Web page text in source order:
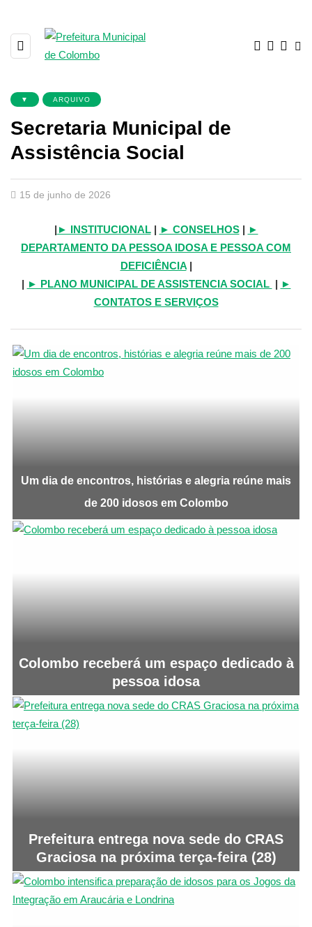
▼ ARQUIVO
Secretaria Municipal de
Assistência Social
15 de junho de 2026
| ► INSTITUCIONAL| ► CONSELHOS| ►
DEPARTAMENTO DA PESSOA IDOSA E PESSOA COM
DEFICIÊNCIA|
| ► PLANO MUNICIPAL DE ASSISTENCIA SOCIAL | ►
CONTATOS E SERVIÇOS
Um dia de encontros, histórias e alegria reúne mais
de 200 idosos em Colombo
Colombo receberá um espaço dedicado à
pessoa idosa
Prefeitura entrega nova sede do CRAS
Graciosa na próxima terça-feira (28)